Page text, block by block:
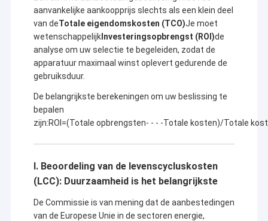
aanvankelijke aankoopprijs slechts als een klein deel
van deTotale eigendomskosten (TCO)Je moet
wetenschappelijkInvesteringsopbrengst (ROI)de
analyse om uw selectie te begeleiden, zodat de
apparatuur maximaal winst oplevert gedurende de
gebruiksduur.
De belangrijkste berekeningen om uw beslissing te
bepalen
zijn:ROI =(Totale opbrengsten- - - -Totale kosten)/Totale
I. Beoordeling van de levenscycluskosten
(LCC): Duurzaamheid is het belangrijkste
De Commissie is van mening dat de aanbestedingen
van de Europese Unie in de sectoren energie,